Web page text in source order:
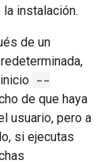
instalación.
de un
--
de que haya
usuario, pero a
si ejecutas